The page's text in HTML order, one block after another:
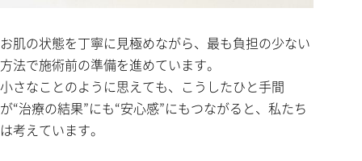
お肌の状態を丁寧に見極めながら、最も負担の少ない
方法で施術前の準備を進めています。
小さなことのように思えても、こうしたひと手間
が“治療の結果”にも“安心感”にもつながると、私たち
は考えています。